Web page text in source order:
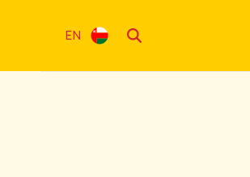
EN